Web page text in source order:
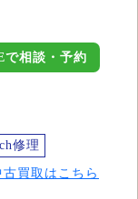
で相談・予約
修理
古買取はこちら